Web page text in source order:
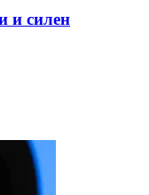
и силен